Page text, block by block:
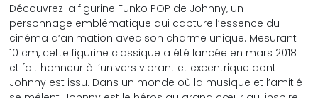
Découvrez la figurine Funko POP de Johnny, un
personnage emblématique qui capture l’essence du
cinéma d’animation avec son charme unique. Mesurant
10 cm, cette figurine classique a été lancée en mars 2018
et fait honneur à l’univers vibrant et excentrique dont
Johnny est issu. Dans un monde où la musique et l’amitié